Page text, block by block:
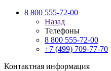
8 800 555-72-00
Назад
Телефоны
8 800 555-72-00
+7 (499) 709-77-70
Контактная информация